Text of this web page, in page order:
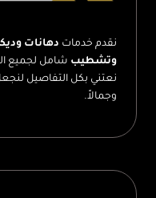
نقدم خدمات دهانات
وتشطيب شامل لجميع
نعتني بكل التفاصيل
وجمالاً.